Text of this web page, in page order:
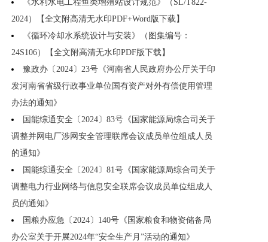
《水利水电工程鱼类增殖站设计规范》（SL/T822-
2024）【全文附高清无水印PDF+Word版下载】
《循环冷却水系统设计与安装》（图集编号：
24S106）【全文附高清无水印PDF版下载】
豫政办〔2024〕23号《河南省人民政府办公厅关于印
发河南省省级行政事业单位国有资产对外有偿使用管理
办法的通知》
国能综通安全〔2024〕83号《国家能源局综合司关于
调整并网电厂涉网安全管理联席会议成员单位组成人员
的通知》
国能综通安全〔2024〕81号《国家能源局综合司关于
调整电力行业网络与信息安全联席会议成员单位组成人
员的通知》
国粮办应急〔2024〕140号《国家粮食和物资储备局
办公室关于开展2024年“安全生产月”活动的通知》